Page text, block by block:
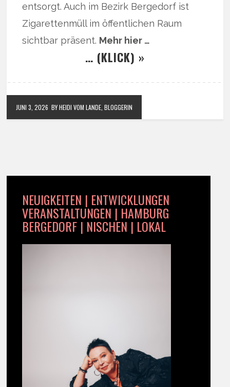
entsorgt. Auch im Bezirk Bergedorf ist
Zigarettenmüll im öffentlichen Raum
sichtbar präsent. Mehr hier …
… (KLICK) »
JUNI 3, 2026 BY HEIDI VOM LANDE, BLOGGERIN
NEUIGKEITEN | ENTWICKLUNGEN
VERANSTALTUNGEN | HAMBURG
BERGEDORF | NISCHEN | LOKAL